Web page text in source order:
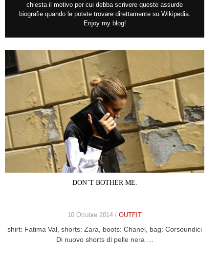
chiesta il motivo per cui debba scrivere queste assurde
biografie quando le potete trovare direttamente su Wikipedia.
Enjoy my blog!
DON’T BOTHER ME.
10 Ottobre 2014 / OUTFIT
shirt: Fatima Val, shorts: Zara, boots: Chanel, bag: Corsoundici
Di nuovo shorts di pelle nera …